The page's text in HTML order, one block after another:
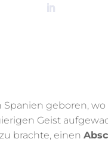
Spanien geboren,
Geist
brachte, einen